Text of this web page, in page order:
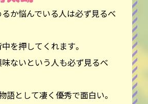
か悩んでいる人は必ず見るべ
を押してくれます。
ないという人も必ず見るべ
語として凄く優秀で面白い。